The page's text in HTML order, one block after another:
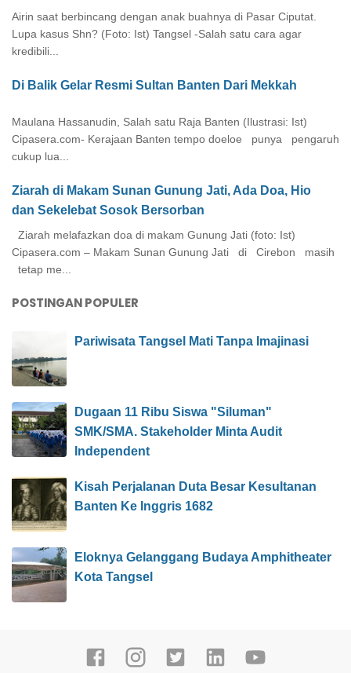
Airin saat berbincang dengan anak buahnya di Pasar Ciputat.
Lupa kasus Shn? (Foto: Ist) Tangsel -Salah satu cara agar
kredibili...
Di Balik Gelar Resmi Sultan Banten Dari Mekkah
Maulana Hassanudin, Salah satu Raja Banten (Ilustrasi: Ist)
Cipasera.com- Kerajaan Banten tempo doeloe punya pengaruh
cukup lua...
Ziarah di Makam Sunan Gunung Jati, Ada Doa, Hio
dan Sekelebat Sosok Bersorban
Ziarah melafazkan doa di makam Gunung Jati (foto: Ist)
Cipasera.com – Makam Sunan Gunung Jati di Cirebon masih
tetap me...
POSTINGAN POPULER
Pariwisata Tangsel Mati Tanpa Imajinasi
Dugaan 11 Ribu Siswa "Siluman"
SMK/SMA. Stakeholder Minta Audit
Independent
Kisah Perjalanan Duta Besar Kesultanan
Banten Ke Inggris 1682
Eloknya Gelanggang Budaya Amphitheater
Kota Tangsel